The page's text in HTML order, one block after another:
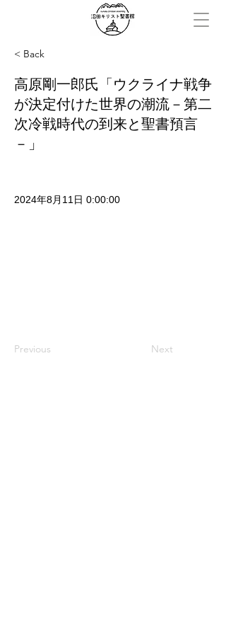
< Back
高原剛一郎氏「ウクライナ戦争
が決定付けた世界の潮流－第二
次冷戦時代の到来と聖書預言
－」
2024年8月11日 0:00:00
Previous Next